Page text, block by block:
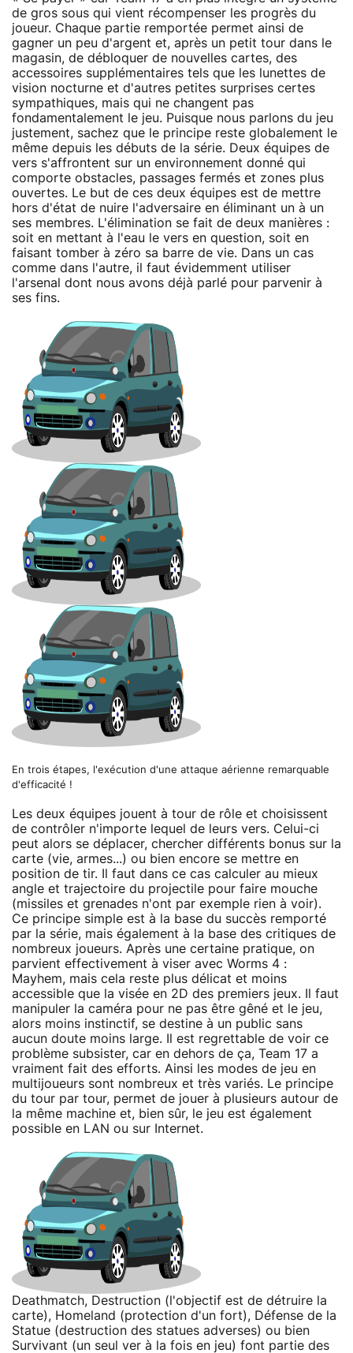
de gros sous qui vient récompenser les progrès du
joueur. Chaque partie remportée permet ainsi de
gagner un peu d'argent et, après un petit tour dans le
magasin, de débloquer de nouvelles cartes, des
accessoires supplémentaires tels que les lunettes de
vision nocturne et d'autres petites surprises certes
sympathiques, mais qui ne changent pas
fondamentalement le jeu. Puisque nous parlons du jeu
justement, sachez que le principe reste globalement le
même depuis les débuts de la série. Deux équipes de
vers s'affrontent sur un environnement donné qui
comporte obstacles, passages fermés et zones plus
ouvertes. Le but de ces deux équipes est de mettre
hors d'état de nuire l'adversaire en éliminant un à un
ses membres. L'élimination se fait de deux manières :
soit en mettant à l'eau le vers en question, soit en
faisant tomber à zéro sa barre de vie. Dans un cas
comme dans l'autre, il faut évidemment utiliser
l'arsenal dont nous avons déjà parlé pour parvenir à
ses fins.
En trois étapes, l'exécution d'une attaque aérienne remarquable
d'efficacité !
Les deux équipes jouent à tour de rôle et choisissent
de contrôler n'importe lequel de leurs vers. Celui-ci
peut alors se déplacer, chercher différents bonus sur la
carte (vie, armes...) ou bien encore se mettre en
position de tir. Il faut dans ce cas calculer au mieux
angle et trajectoire du projectile pour faire mouche
(missiles et grenades n'ont par exemple rien à voir).
Ce principe simple est à la base du succès remporté
par la série, mais également à la base des critiques de
nombreux joueurs. Après une certaine pratique, on
parvient effectivement à viser avec Worms 4 :
Mayhem, mais cela reste plus délicat et moins
accessible que la visée en 2D des premiers jeux. Il faut
manipuler la caméra pour ne pas être gêné et le jeu,
alors moins instinctif, se destine à un public sans
aucun doute moins large. Il est regrettable de voir ce
problème subsister, car en dehors de ça, Team 17 a
vraiment fait des efforts. Ainsi les modes de jeu en
multijoueurs sont nombreux et très variés. Le principe
du tour par tour, permet de jouer à plusieurs autour de
la même machine et, bien sûr, le jeu est également
possible en LAN ou sur Internet.
Deathmatch, Destruction (l'objectif est de détruire la
carte), Homeland (protection d'un fort), Défense de la
Statue (destruction des statues adverses) ou bien
Survivant (un seul ver à la fois en jeu) font partie des